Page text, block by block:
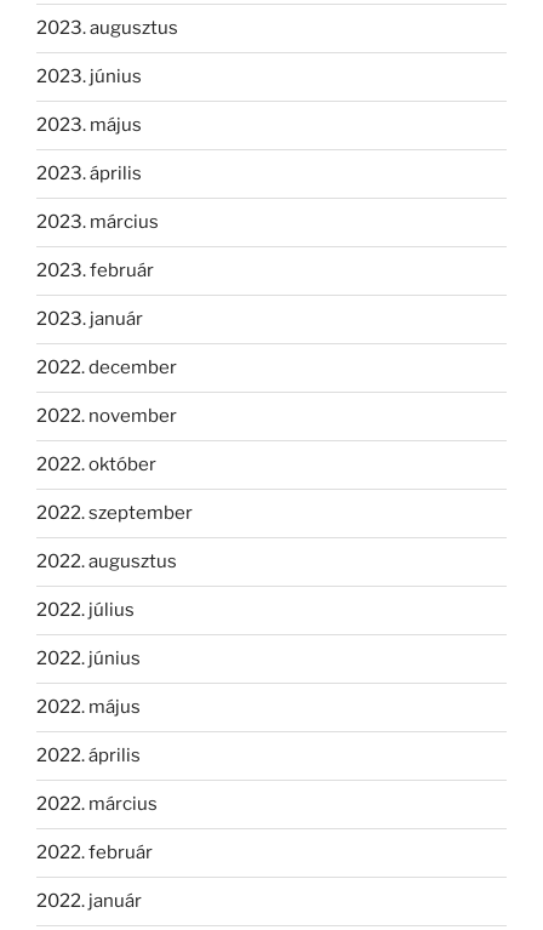
2023. augusztus
2023. június
2023. május
2023. április
2023. március
2023. február
2023. január
2022. december
2022. november
2022. október
2022. szeptember
2022. augusztus
2022. július
2022. június
2022. május
2022. április
2022. március
2022. február
2022. január